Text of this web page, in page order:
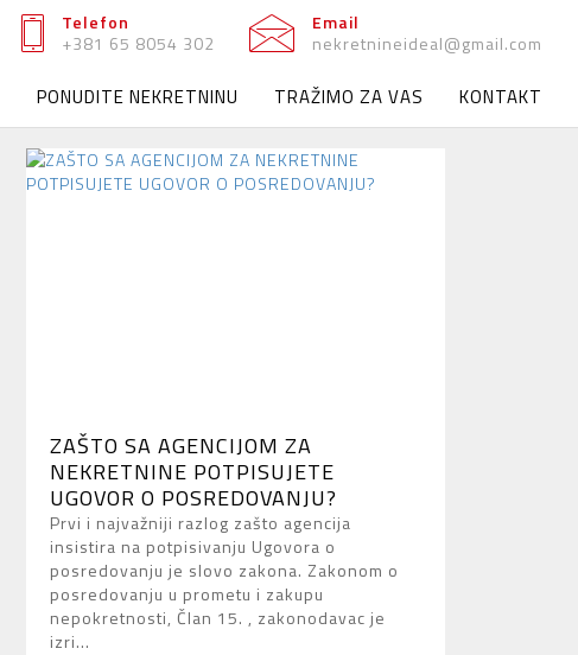
Telefon
+381 65 8054 302
Email
nekretnineideal@gmail.com
PONUDITE NEKRETNINU TRAŽIMO ZA VAS KONTAKT
ZAŠTO SA AGENCIJOM ZA
NEKRETNINE POTPISUJETE
UGOVOR O POSREDOVANJU?
Prvi i najvažniji razlog zašto agencija
insistira na potpisivanju Ugovora o
posredovanju je slovo zakona. Zakonom o
posredovanju u prometu i zakupu
nepokretnosti, Član 15. , zakonodavac je
izri...